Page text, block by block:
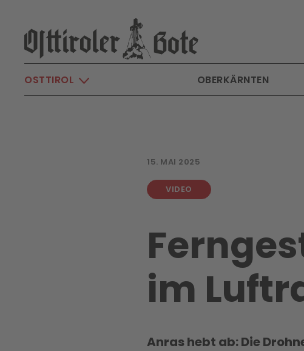
Skip to main content
OSTTIROL OBERKÄRNTEN
15. MAI 2025
VIDEO
im
Anras hebt ab: Die